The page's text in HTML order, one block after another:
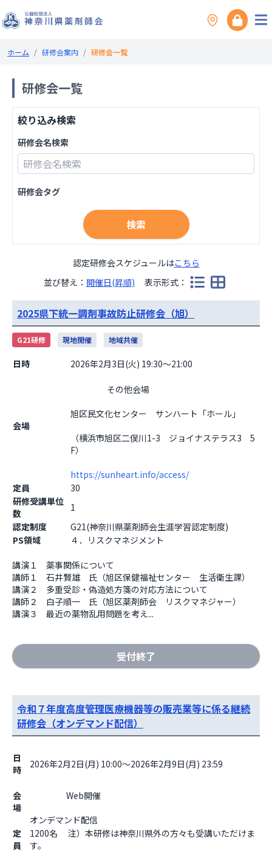
ホーム / 研修会案内 / 研修会一覧
研修会一覧
絞り込み検索
研修会名検索
研修会タグ
検索
認定研修会スケジュールはこちら
並び替え： 開催日(昇順) 表示形式：
2025県下統一調剤事故防止研修会（旭）
G21研修 現地開催 地域共催
日時 2026年2月3日(火) 19:30～21:00
会場
旭区民文化センター　サンハート「ホール」
（横浜市旭区二俣川1-3　ジョイナステラス3　5
F）
https://sunheart.info/access/
定員
30
研修受講単位
数
1
認定制度
G21(神奈川県薬剤師会生涯学習認定制度)
PS領域
４．リスクマネジメント
講演１　薬事関係について
講師１　石井賢雄　氏（旭区保健福祉センター　生活衛生課）
講演２　多重受診・偽造処方箋の対応方法について
講師２　白子順一　氏（旭区薬剤師会　リスクマネジャー）
講演３　最近の薬物乱用問題を考え...
受付終了
令和７年度高度管理医療機器等の販売業等に係る継続
研修会（オンデマンド配信）
日
時
2026年2月2日(月) 10:00～2026年2月9日(月) 23:59
会
場
オンデマンド配信
定
員
1200名 注）本研修は神奈川県外の方々も受講いただけま
す。